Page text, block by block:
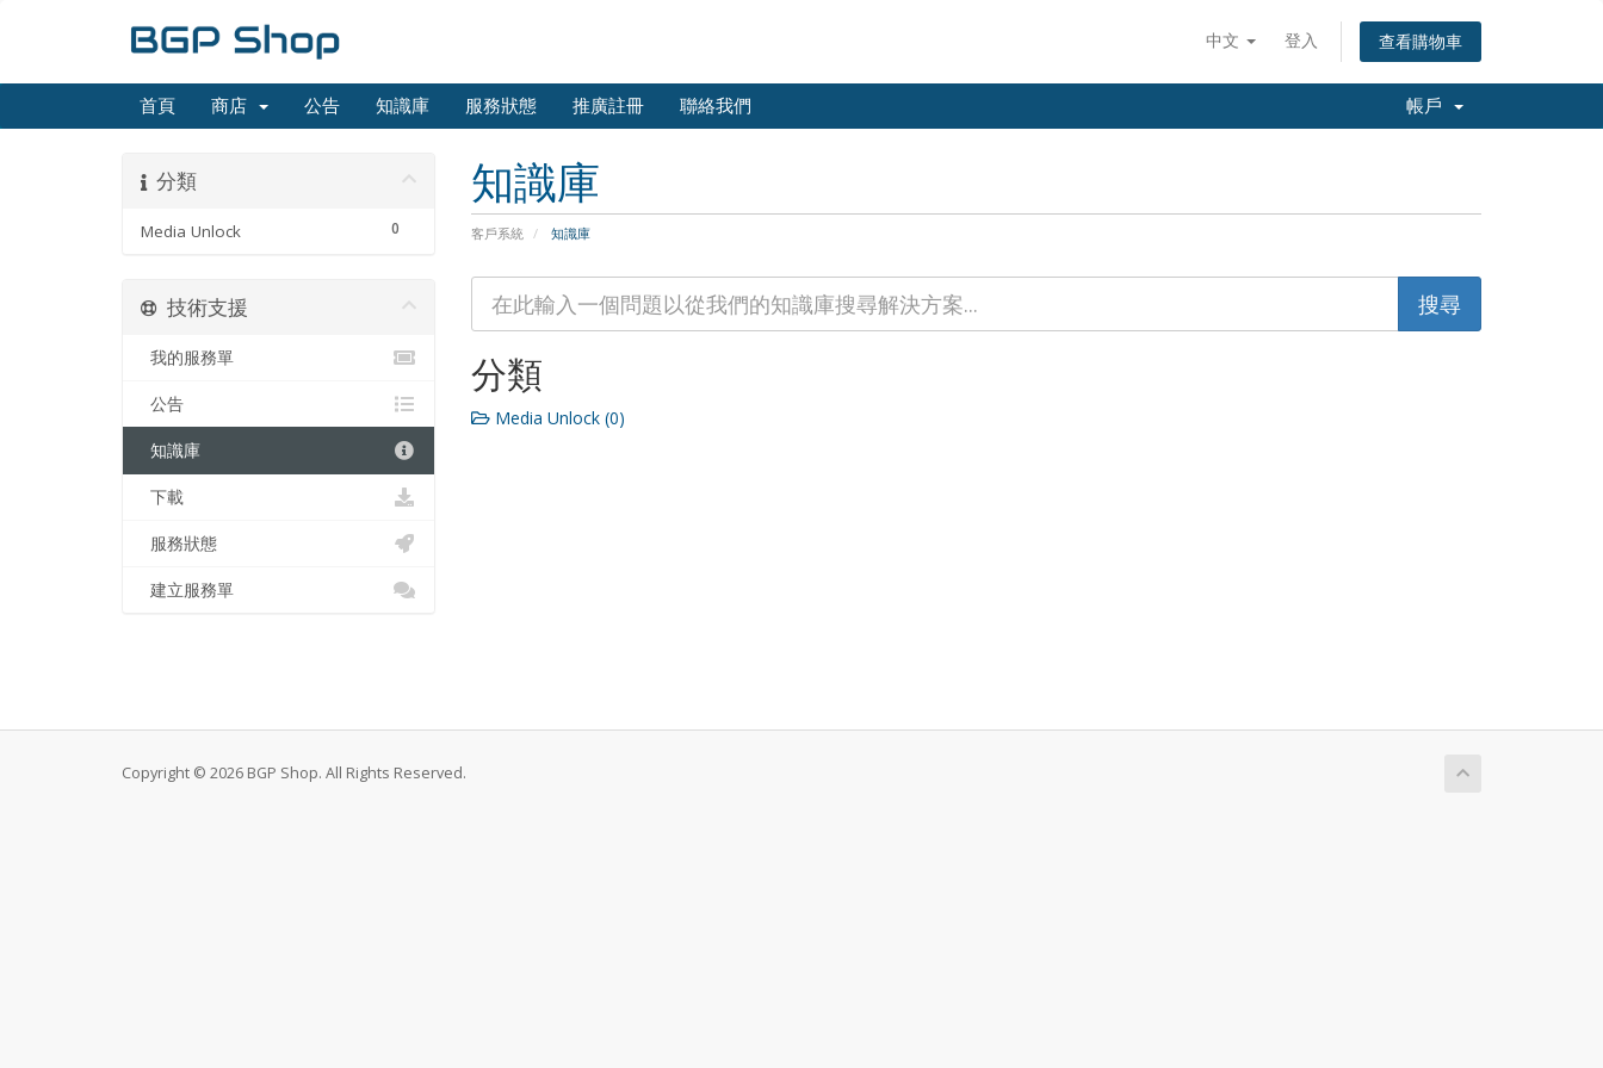
中文 登入 查看購物車
首頁 商店 公告 知識庫 服務狀態 推廣註冊 聯絡我們 帳戶
知識庫
客戶系統 知識庫
分類
0
Media Unlock
分類
Media Unlock (0)
技術支援
我的服務單
公告
知識庫
下載
服務狀態
建立服務單
Copyright © 2026 BGP Shop. All Rights Reserved.